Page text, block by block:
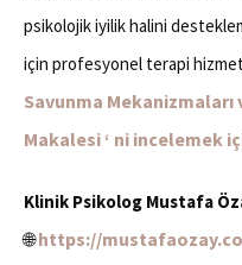
psikolojik iyilik halini
için profesyonel terapi
Savunma
Makalesi ‘ ni incelemek
Klinik Psikolog Mustafa
🌐https://